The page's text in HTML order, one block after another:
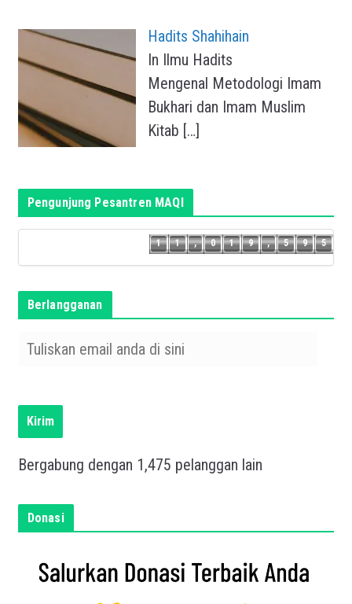
Hadits Shahihain
In Ilmu Hadits
Mengenal Metodologi Imam
Bukhari dan Imam Muslim
Kitab […]
Pengunjung Pesantren MAQI
1
1
1
1
,
,
0
0
1
1
9
9
,
,
5
5
9
9 5
Berlangganan
k
a
a
Kirim
Bergabung dengan 1,475 pelanggan lain
Donasi